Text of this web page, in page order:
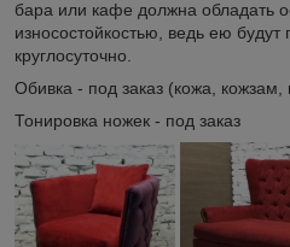
бара или кафе должна обладать
износостойкостью, ведь ею будут
круглосуточно.
Обивка - под заказ (кожа,
Тонировка ножек - под заказ